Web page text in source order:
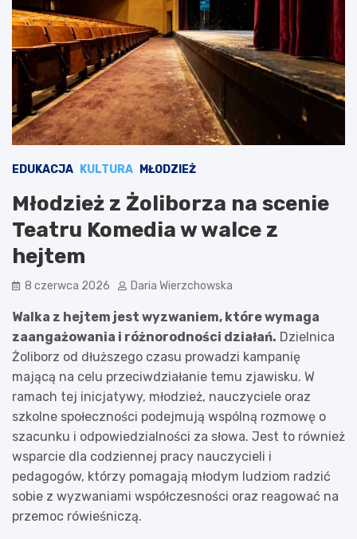
EDUKACJA KULTURA MŁODZIEŻ
Młodzież z Żoliborza na scenie
Teatru Komedia w walce z
hejtem
8 czerwca 2026 Daria Wierzchowska
Walka z hejtem jest wyzwaniem, które wymaga
zaangażowania i różnorodności działań. Dzielnica
Żoliborz od dłuższego czasu prowadzi kampanię
mającą na celu przeciwdziałanie temu zjawisku. W
ramach tej inicjatywy, młodzież, nauczyciele oraz
szkolne społeczności podejmują wspólną rozmowę o
szacunku i odpowiedzialności za słowa. Jest to również
wsparcie dla codziennej pracy nauczycieli i
pedagogów, którzy pomagają młodym ludziom radzić
sobie z wyzwaniami współczesności oraz reagować na
przemoc rówieśniczą.